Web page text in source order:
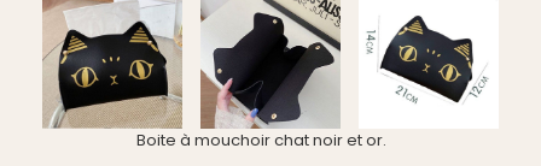
Boite à mouchoir chat noir et or.